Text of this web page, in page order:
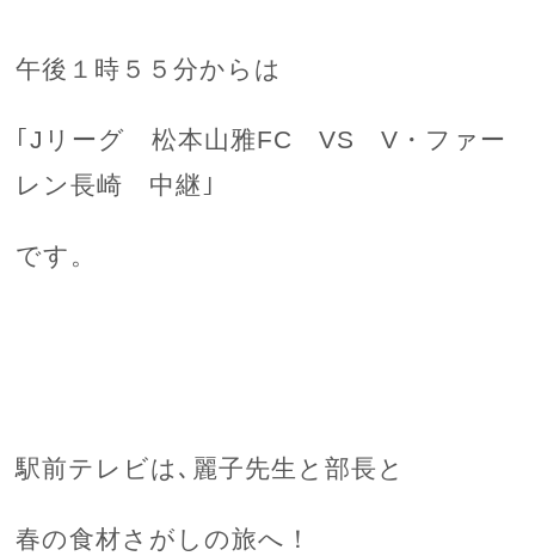
午後１時５５分からは
｢Jリーグ 松本山雅FC VS V・ファー
レン長崎 中継｣
です。
駅前テレビは､麗子先生と部長と
春の食材さがしの旅へ！